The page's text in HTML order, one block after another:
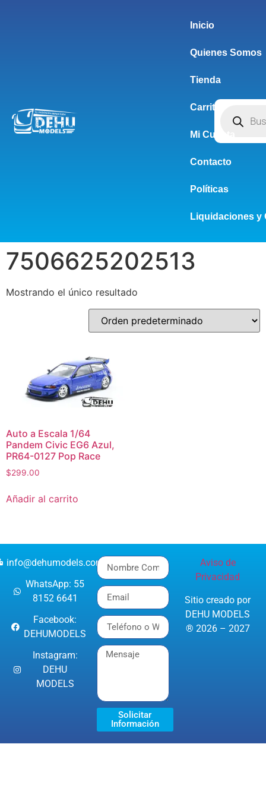
Inicio
Quienes Somos
Tienda
Carrito
Mi Cuenta
Contacto
Políticas
Liquidaciones y
7506625202513
Mostrando el único resultado
Auto a Escala 1/64
Pandem Civic EG6 Azul,
PR64-0127 Pop Race
$299.00
Añadir al carrito
info@dehumodels.com
WhatsApp: 55
8152 6641
Facebook:
DEHUMODELS
Instagram:
DEHU
MODELS
Solicitar
Información
Aviso de
Privacidad
Sitio creado por
DEHU MODELS
® 2026 – 2027